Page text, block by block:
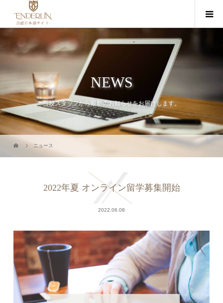
NEWS
当校スタッフから最新のお知らせをお届けします。
ニュース
2022年夏 オンライン留学募集開始
2022.06.08